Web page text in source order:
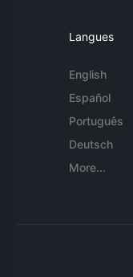
Langues
English
Español
Português
Deutsch
More...